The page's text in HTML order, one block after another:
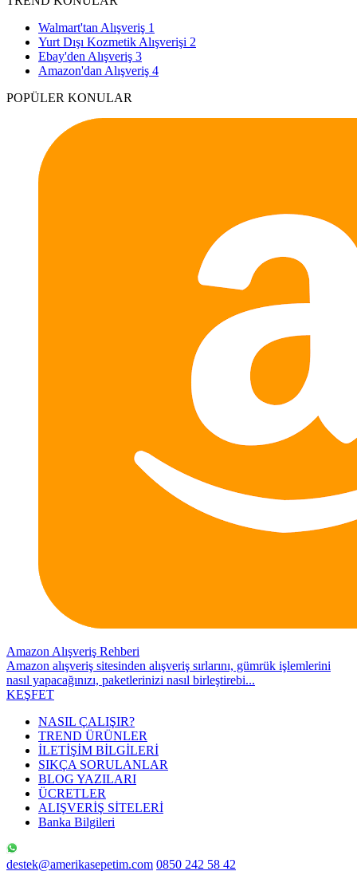
Walmart'tan Alışveriş 1
Yurt Dışı Kozmetik Alışverişi 2
Ebay'den Alışveriş 3
Amazon'dan Alışveriş 4
POPÜLER KONULAR
Amazon Alışveriş Rehberi
Amazon alışveriş sitesinden alışveriş sırlarını, gümrük işlemlerini
nasıl yapacağınızı, paketlerinizi nasıl birleştirebi...
KEŞFET
NASIL ÇALIŞIR?
TREND ÜRÜNLER
İLETİŞİM BİLGİLERİ
SIKÇA SORULANLAR
BLOG YAZILARI
ÜCRETLER
ALIŞVERİŞ SİTELERİ
Banka Bilgileri
destek@amerikasepetim.com 0850 242 58 42